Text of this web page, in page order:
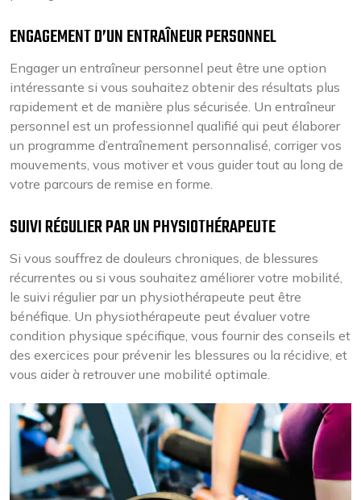
ENGAGEMENT D’UN ENTRAÎNEUR PERSONNEL
Engager un entraîneur personnel peut être une option
intéressante si vous souhaitez obtenir des résultats plus
rapidement et de manière plus sécurisée. Un entraîneur
personnel est un professionnel qualifié qui peut élaborer
un programme d’entraînement personnalisé, corriger vos
mouvements, vous motiver et vous guider tout au long de
votre parcours de remise en forme.
SUIVI RÉGULIER PAR UN PHYSIOTHÉRAPEUTE
Si vous souffrez de douleurs chroniques, de blessures
récurrentes ou si vous souhaitez améliorer votre mobilité,
le suivi régulier par un physiothérapeute peut être
bénéfique. Un physiothérapeute peut évaluer votre
condition physique spécifique, vous fournir des conseils et
des exercices pour prévenir les blessures ou la récidive, et
vous aider à retrouver une mobilité optimale.